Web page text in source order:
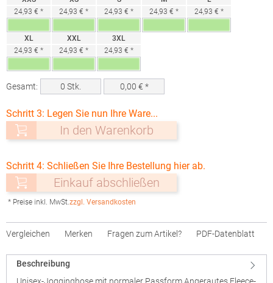
24,93 € *
24,93 € *
24,93 € *
24,93 € *
24,93 € *
XL
24,93 € *
XXL
24,93 € *
3XL
24,93 € *
Gesamt: 0 Stk. 0,00 € *
Schritt 3: Legen Sie nun Ihre Ware...
In den Warenkorb
Schritt 4: Schließen Sie Ihre Bestellung hier ab.
Einkauf abschließen
* Preise inkl. MwSt.zzgl. Versandkosten
Vergleichen Merken Fragen zum Artikel? PDF-Datenblatt
Beschreibung